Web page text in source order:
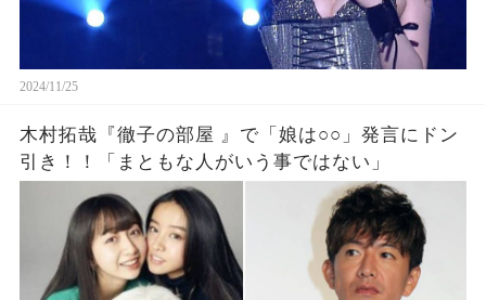
2024/11/25
木村拓哉『徹子の部屋 』で「娘は○○」発言にドン
引き！！「まともな人がいう事ではない」